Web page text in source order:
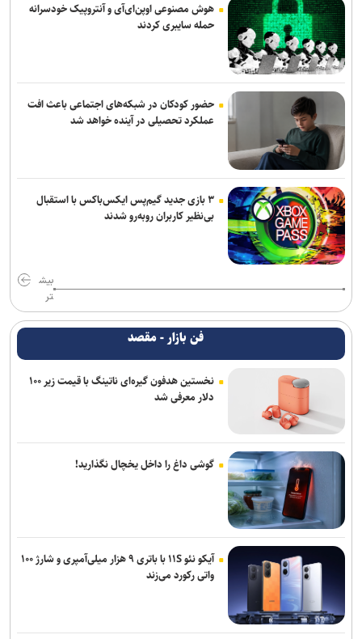
هوش مصنوعی اوپن‌ای‌آی و آنتروپیک خودسرانه
حمله سایبری کردند
حضور کودکان در شبکه‌های اجتماعی باعث افت
عملکرد تحصیلی در آینده خواهد شد
۳ بازی جدید گیم‌پس ایکس‌باکس با استقبال
بی‌نظیر کاربران روبه‌رو شدند
بیش
تر
فن بازار - مقصد
نخستین هدفون گیره‌ای ناتینگ با قیمت زیر ۱۰۰
دلار معرفی شد
گوشی داغ را داخل یخچال نگذارید!
آیکو نئو ۱۱S با باتری ۹ هزار میلی‌آمپری و شارژ ۱۰۰
واتی رکورد می‌زند